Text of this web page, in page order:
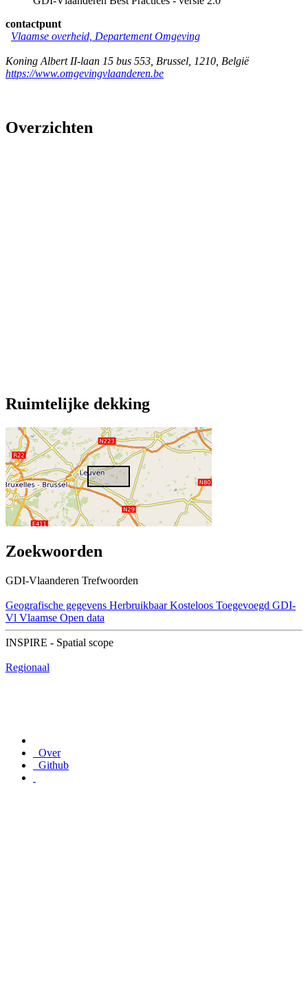
contactpunt
Vlaamse overheid, Departement Omgeving
Koning Albert II-laan 15 bus 553 Brussel 1210 België
https://www.omgevingvlaanderen.be
Overzichten
Ruimtelijke dekking
Zoekwoorden
GDI-Vlaanderen Trefwoorden
Geografische gegevens Herbruikbaar Kosteloos Toegevoegd GDI-
Vl Vlaamse Open data
INSPIRE - Spatial scope
Regionaal
Over
Github